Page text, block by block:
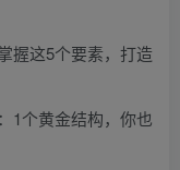
握这5个要素，打造
1个黄金结构，你也